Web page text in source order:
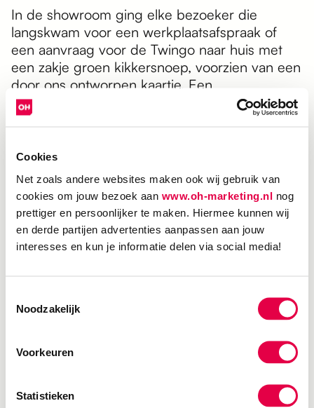
Cookies
Net zoals andere websites maken ook wij gebruik van
cookies om jouw bezoek aan www.oh-marketing.nl nog
prettiger en persoonlijker te maken. Hiermee kunnen wij
en derde partijen advertenties aanpassen aan jouw
interesses en kun je informatie delen via social media!
Noodzakelijk
Voorkeuren
Statistieken
In de showroom ging elke bezoeker die
langskwam voor een werkplaatsafspraak of
een aanvraag voor de Twingo naar huis met
een zakje groen kikkersnoep, voorzien van een
door ons ontworpen kaartje. Een
laagdrempelig middel dat aansluit op de
landelijke campagnemiddelen van Renault en
buiten de showroom een duwtje geeft.
Lokale content als
strategische keuze
Tot slot organiseerden we een contentdag
betrokkenheid: landelijke campagnebeelden
zijn sterk in positionering, maar lokale content
specifieke doelgroep van Munsterhuis Renault.
1 video meer dan 30K views en meer dan 2K